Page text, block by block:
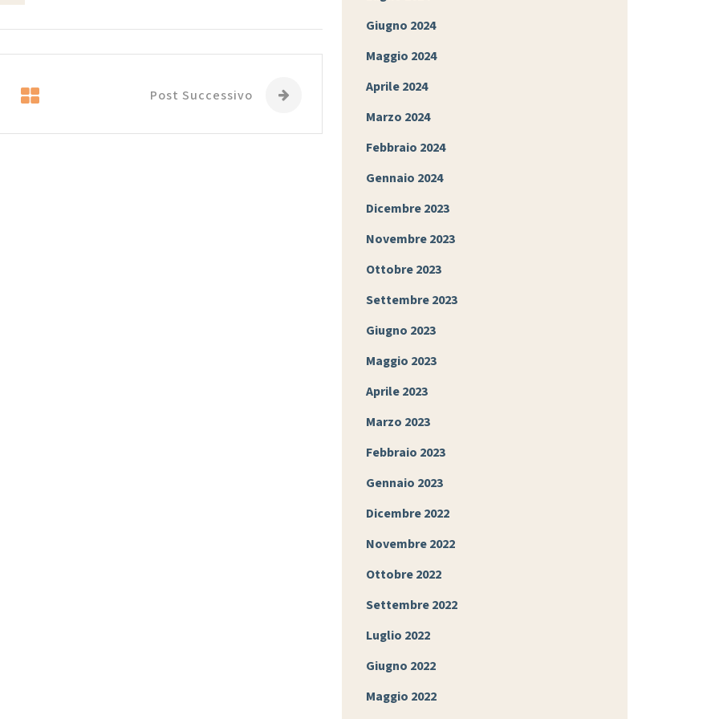
Post Successivo
Giugno 2024
Maggio 2024
Aprile 2024
Marzo 2024
Febbraio 2024
Gennaio 2024
Dicembre 2023
Novembre 2023
Ottobre 2023
Settembre 2023
Giugno 2023
Maggio 2023
Aprile 2023
Marzo 2023
Febbraio 2023
Gennaio 2023
Dicembre 2022
Novembre 2022
Ottobre 2022
Settembre 2022
Luglio 2022
Giugno 2022
Maggio 2022